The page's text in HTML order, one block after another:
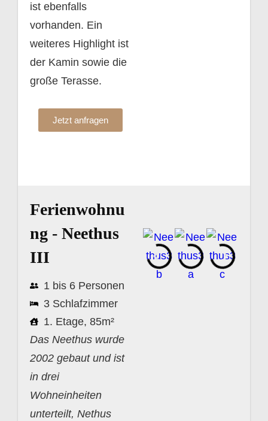
ist ebenfalls
vorhanden. Ein
weiteres Highlight ist
der Kamin sowie die
große Terasse.
Jetzt anfragen
Ferienwohnu
ng - Neethus
III
1 bis 6 Personen
3 Schlafzimmer
1. Etage, 85m²
Das Neethus wurde
2002 gebaut und ist
in drei
Wohneinheiten
unterteilt, Nethus